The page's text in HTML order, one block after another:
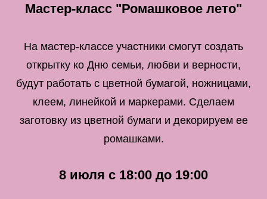
Мастер-класс "Ромашковое лето"
На мастер-классе участники смогут создать
открытку ко Дню семьи, любви и верности,
будут работать с цветной бумагой, ножницами,
клеем, линейкой и маркерами. Сделаем
заготовку из цветной бумаги и декорируем ее
ромашками.
8 июля с 18:00 до 19:00